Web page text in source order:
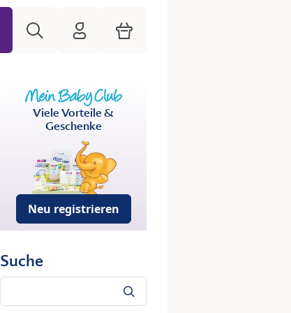
HiPP Mein Babyclub
Warenkorb
Viele Vorteile &
Geschenke
Neu registrieren
Suche